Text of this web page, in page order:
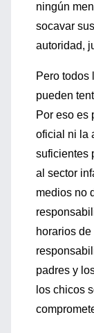
ningún
socavar
autoridad,
Pero todos
pueden
Por eso es
oficial ni la
suficientes
al sector
medios no
horarios
padres y
los chicos